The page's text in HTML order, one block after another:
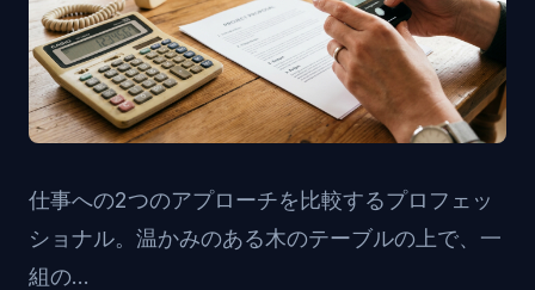
仕事への2つのアプローチを比較するプロフェッ
ショナル。温かみのある木のテーブルの上で、一
組の...